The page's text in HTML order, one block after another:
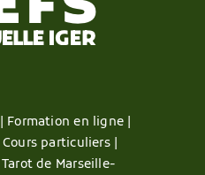
Formation en ligne |
Cours particuliers |
Tarot de Marseille-